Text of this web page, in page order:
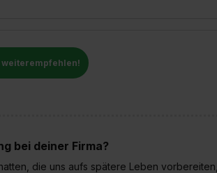
weiterempfehlen!
bei deiner Firma?
die uns aufs spätere Leben